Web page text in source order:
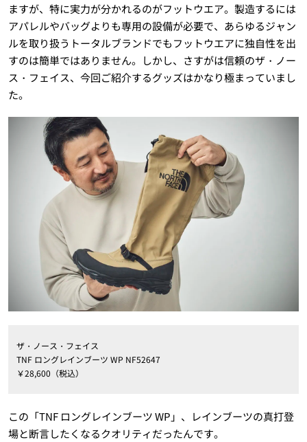
ますが、特に実力が分かれるのがフットウエア。製造するには
アパレルやバッグよりも専用の設備が必要で、あらゆるジャン
ルを取り扱うトータルブランドでもフットウエアに独自性を出
すのは簡単ではありません。しかし、さすがは信頼のザ・ノー
ス・フェイス、今回ご紹介するグッズはかなり極まっていまし
た。
ザ・ノース・フェイス
TNF ロングレインブーツ WP NF52647
￥28,600（税込）
この「TNF ロングレインブーツ WP」、レインブーツの真打登
場と断言したくなるクオリティだったんです。